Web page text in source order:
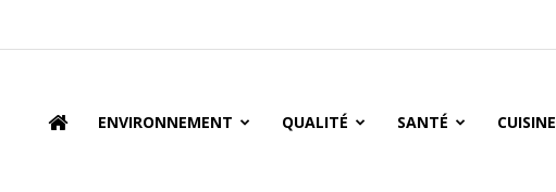
ENVIRONNEMENT QUALITÉ SANTÉ CUISINE